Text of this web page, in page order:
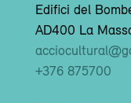
Edifici del
AD400 La
+376 875700